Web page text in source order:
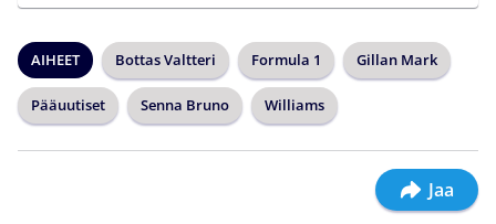
AIHEET Bottas Valtteri Formula 1 Gillan Mark
Pääuutiset Senna Bruno Williams
Jaa